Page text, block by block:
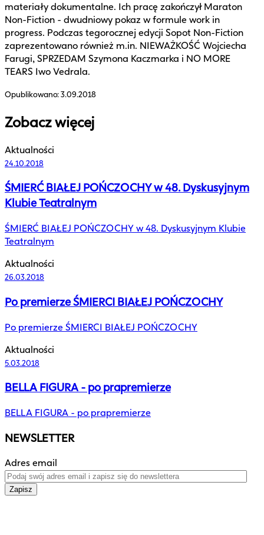
materiały dokumentalne. Ich pracę zakończył Maraton
Non-Fiction - dwudniowy pokaz w formule work in
progress. Podczas tegorocznej edycji Sopot Non-Fiction
zaprezentowano również m.in. NIEWAŻKOŚĆ Wojciecha
Farugi, SPRZEDAM Szymona Kaczmarka i NO MORE
TEARS Iwo Vedrala.
Opublikowano:3.09.2018
Zobacz więcej
Aktualności
24.10.2018
ŚMIERĆ BIAŁEJ POŃCZOCHY w 48. Dyskusyjnym
Klubie Teatralnym
ŚMIERĆ BIAŁEJ POŃCZOCHY w 48. Dyskusyjnym Klubie
Teatralnym
Aktualności
26.03.2018
Po premierze ŚMIERCI BIAŁEJ POŃCZOCHY
Po premierze ŚMIERCI BIAŁEJ POŃCZOCHY
Aktualności
5.03.2018
BELLA FIGURA - po prapremierze
BELLA FIGURA - po prapremierze
NEWSLETTER
Adres email
Zapisz